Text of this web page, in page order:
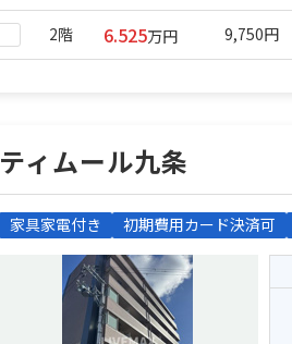
2階 6.525万円 9,750円
ティムール九条
家具家電付き 初期費用カード決済可